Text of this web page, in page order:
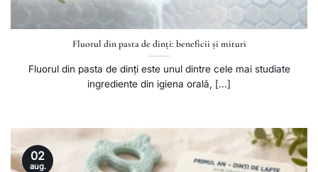
Fluorul din pasta de dinți: beneficii și mituri
Fluorul din pasta de dinți este unul dintre cele mai studiate
ingrediente din igiena orală, [...]
02
aug.